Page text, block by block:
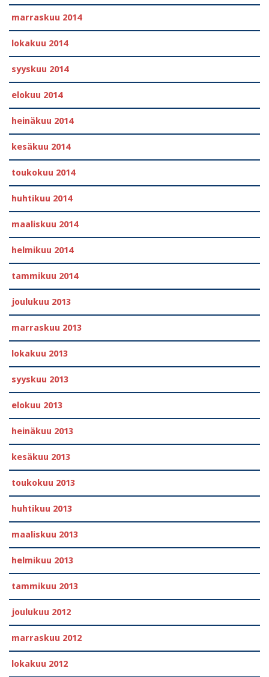
marraskuu 2014
lokakuu 2014
syyskuu 2014
elokuu 2014
heinäkuu 2014
kesäkuu 2014
toukokuu 2014
huhtikuu 2014
maaliskuu 2014
helmikuu 2014
tammikuu 2014
joulukuu 2013
marraskuu 2013
lokakuu 2013
syyskuu 2013
elokuu 2013
heinäkuu 2013
kesäkuu 2013
toukokuu 2013
huhtikuu 2013
maaliskuu 2013
helmikuu 2013
tammikuu 2013
joulukuu 2012
marraskuu 2012
lokakuu 2012